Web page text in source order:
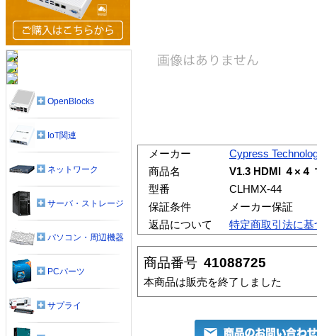
メーカー
Cypress
商品名
V1.3 HDMI ４×４
型番
CLHMX-44
保証条件
メーカー保証
返品について
特定商取引法に基
商品番号 41088725
本商品は販売を終了しました
OpenBlocks
IoT関連
ネットワーク
サーバ・ストレージ
パソコン・周辺機器
PCパーツ
サプライ